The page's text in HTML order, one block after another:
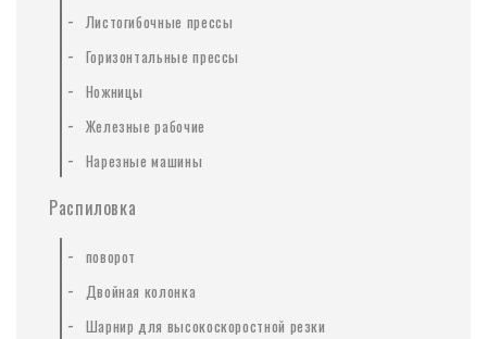
- Листогибочные прессы
- Горизонтальные прессы
- Ножницы
- Железные рабочие
- Нарезные машины
Распиловка
- поворот
- Двойная колонка
- Шарнир для высокоскоростной резки